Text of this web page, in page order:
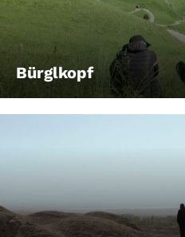
Bürglkopf